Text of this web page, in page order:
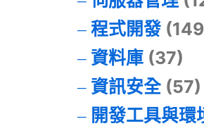
程式開發
資料庫(37)
資訊安全(57)
開發工具與環